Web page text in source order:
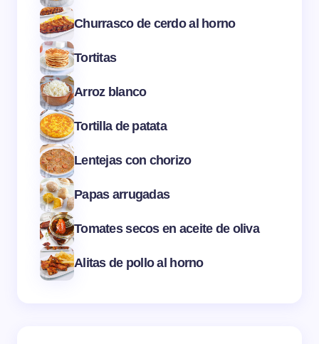
Churrasco de cerdo al horno
Tortitas
Arroz blanco
Tortilla de patata
Lentejas con chorizo
Papas arrugadas
Tomates secos en aceite de oliva
Alitas de pollo al horno